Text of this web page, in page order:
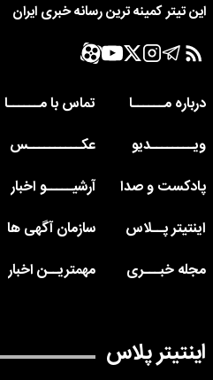
این تیتر کمینه ترین رسانه خبری ایران
درباره مــــــا
تماس با مــــــا
ویــــــــدیو
عکــــــــــس
پادکست و صدا
آرشیـــــو اخبار
اینتیتر پــلاس
سازمان آگهی ها
مجله خبـــری
مهمتریــن اخبار
اینتیتر پلاس